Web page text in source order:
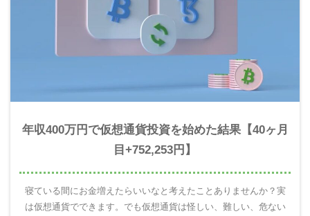
年収400万円で仮想通貨投資を始めた結果【40ヶ月
目+752,253円】
寝ている間にお金増えたらいいなと考えたことありませんか？実
は仮想通貨でできます。でも仮想通貨は怪しい、難しい、危ない